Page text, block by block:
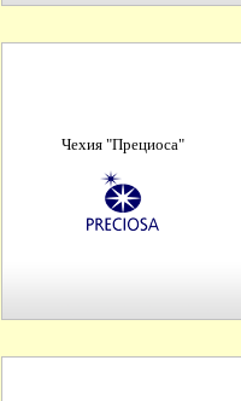
Чехия "Прециоса"